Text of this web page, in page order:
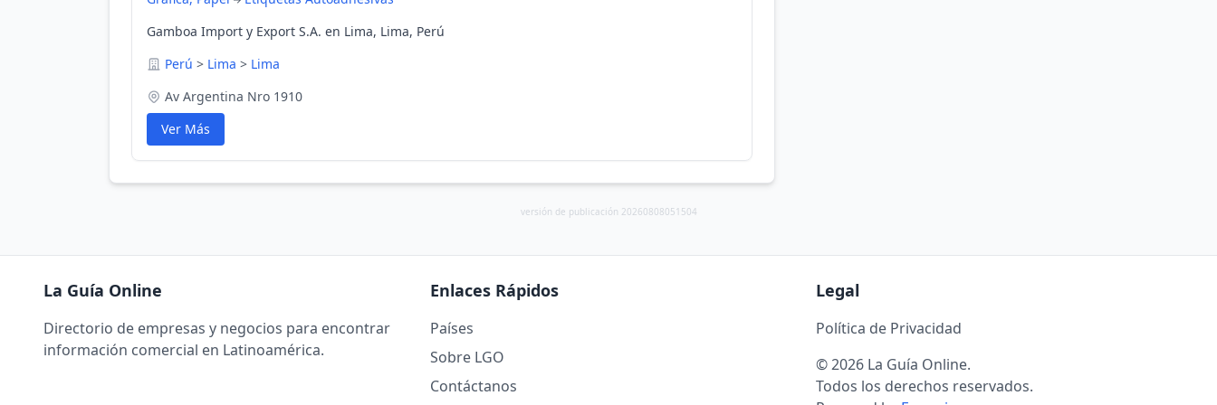
Gamboa Import y Export S.A. en Lima, Lima, Perú
Perú > Lima > Lima
Av Argentina Nro 1910
Ver Más
versión de publicación 20260808051504
La Guía Online
Directorio de empresas y negocios para encontrar
información comercial en Latinoamérica.
Enlaces Rápidos
Países
Sobre LGO
Contáctanos
Legal
Política de Privacidad
© 2026 La Guía Online.
Todos los derechos reservados.